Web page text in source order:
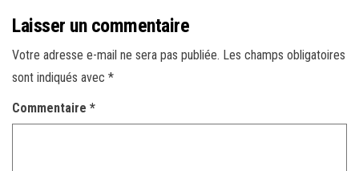
Laisser un commentaire
Votre adresse e-mail ne sera pas publiée. Les champs obligatoires
sont indiqués avec *
Commentaire *